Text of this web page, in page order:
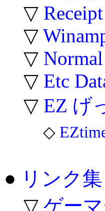
▽
▽
▽
▽ Etc
▽ EZ げ
◇
● リンク集
▽ ゲー